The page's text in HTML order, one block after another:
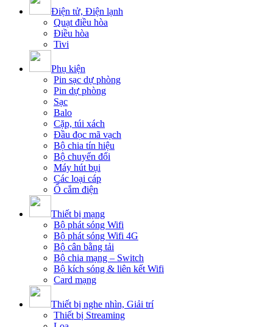
Điện tử, Điện lạnh
Quạt điều hòa
Điều hòa
Tivi
Phụ kiện
Pin sạc dự phòng
Pin dự phòng
Sạc
Balo
Cặp, túi xách
Đầu đọc mã vạch
Bộ chia tín hiệu
Bộ chuyển đổi
Máy hút bụi
Các loại cáp
Ổ cắm điện
Thiết bị mạng
Bộ phát sóng Wifi
Bộ phát sóng Wifi 4G
Bộ cân bằng tải
Bộ chia mạng – Switch
Bộ kích sóng & liên kết Wifi
Card mạng
Thiết bị nghe nhìn, Giải trí
Thiết bị Streaming